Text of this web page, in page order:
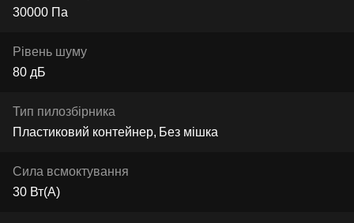
30000 Па
Рівень шуму
80 дБ
Тип пилозбірника
Пластиковий контейнер Без мішка
Сила всмоктування
30 Вт(А)